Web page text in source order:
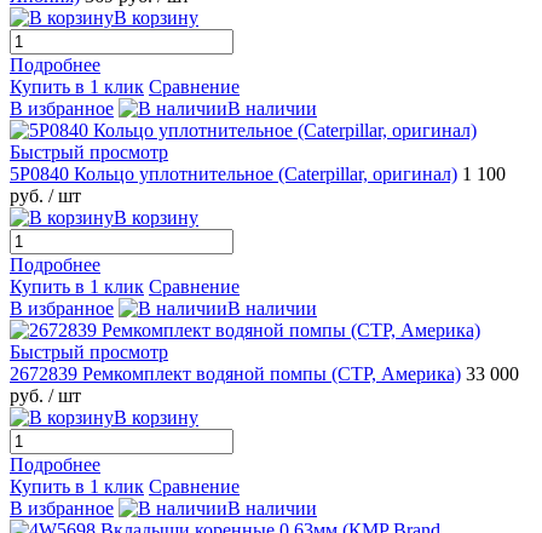
В корзину
Подробнее
Купить в 1 клик Сравнение
В избранное
В наличии
Быстрый просмотр
5P0840 Кольцо уплотнительное (Caterpillar, оригинал) 1 100
руб. / шт
В корзину
Подробнее
Купить в 1 клик Сравнение
В избранное
В наличии
Быстрый просмотр
2672839 Ремкомплект водяной помпы (CTP, Америка) 33 000
руб. / шт
В корзину
Подробнее
Купить в 1 клик Сравнение
В избранное
В наличии